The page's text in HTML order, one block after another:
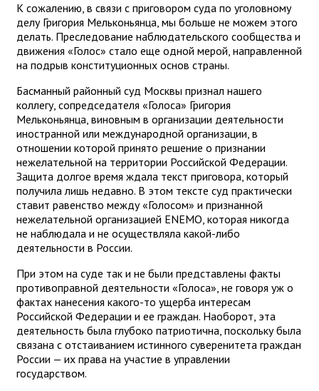
К сожалению, в связи с приговором суда по уголовному
делу Григория Мельконьянца, мы больше не можем этого
делать. Преследование наблюдательского сообщества и
движения «Голос» стало еще одной мерой, направленной
на подрыв конституционных основ страны.
Басманный районный суд Москвы признал нашего
коллегу, сопредседателя «Голоса» Григория
Мельконьянца, виновным в организации деятельности
иностранной или международной организации, в
отношении которой принято решение о признании
нежелательной на территории Российской Федерации.
Защита долгое время ждала текст приговора, который
получила лишь недавно. В этом тексте суд практически
ставит равенство между «Голосом» и признанной
нежелательной организацией ENEMO, которая никогда
не наблюдала и не осуществляла какой-либо
деятельности в России.
При этом на суде так и не были представлены факты
противоправной деятельности «Голоса», не говоря уж о
фактах нанесения какого-то ущерба интересам
Российской Федерации и ее граждан. Наоборот, эта
деятельность была глубоко патриотична, поскольку была
связана с отстаиванием истинного суверенитета граждан
России — их права на участие в управлении
государством.